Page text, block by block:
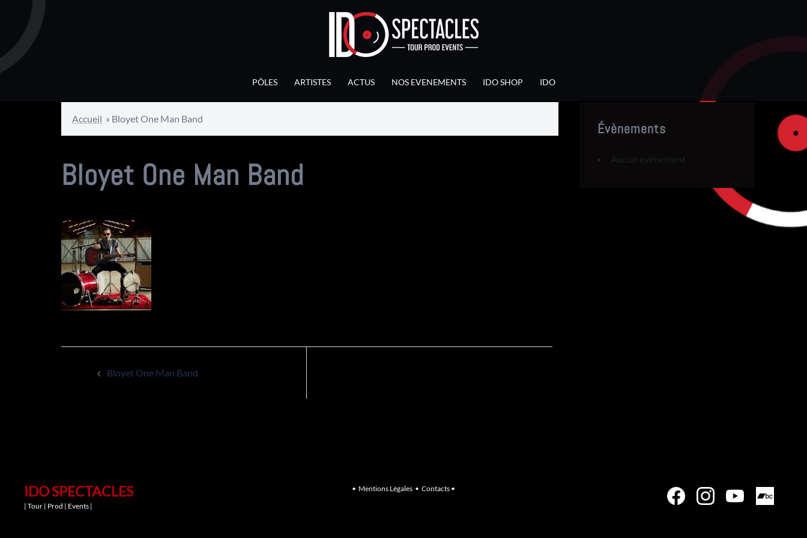
contenu
PÔLES ARTISTES ACTUS NOS EVENEMENTS IDO SHOP IDO
Accueil » Bloyet One Man Band
Bloyet One Man Band
Navigation
Bloyet One Man Band
Évènements
Aucun évènement
IDO SPECTACLES
| Tour | Prod | Events |
• Mentions Légales• Contacts•